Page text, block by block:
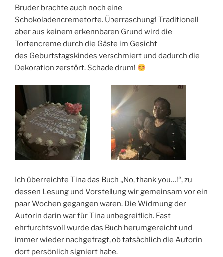
Bruder brachte auch noch eine
Schokoladencremetorte. Überraschung! Traditionell
aber aus keinem erkennbaren Grund wird die
Tortencreme durch die Gäste im Gesicht
des Geburtstagskindes verschmiert und dadurch die
Dekoration zerstört. Schade drum!
Ich überreichte Tina das Buch „No, thank you…!“, zu
dessen Lesung und Vorstellung wir gemeinsam vor ein
paar Wochen gegangen waren. Die Widmung der
Autorin darin war für Tina unbegreiflich. Fast
ehrfurchtsvoll wurde das Buch herumgereicht und
immer wieder nachgefragt, ob tatsächlich die Autorin
dort persönlich signiert habe.